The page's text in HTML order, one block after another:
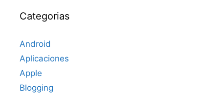
Categorias
Android
Aplicaciones
Apple
Blogging